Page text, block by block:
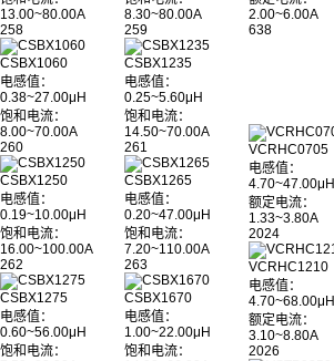
13.00~80.00A
258
8.30~80.00A
259
CSBX1060
电感值：
0.38~27.00μH
饱和电流：
8.00~70.00A
260
CSBX1235
电感值：
0.25~5.60μH
饱和电流：
14.50~70.00A
261
CSBX1250
电感值：
0.19~10.00μH
饱和电流：
16.00~100.00A
262
CSBX1265
电感值：
0.20~47.00μH
饱和电流：
7.20~110.00A
263
CSBX1275
电感值：
0.60~56.00μH
饱和电流：
CSBX1670
电感值：
1.00~22.00μH
饱和电流：
2.00~6.00A
638
VCRHC0705
电感值：
4.70~47.00μH
额定电流：
1.33~3.80A
2024
VCRHC1210
电感值：
4.70~68.00μH
额定电流：
3.10~8.80A
2026